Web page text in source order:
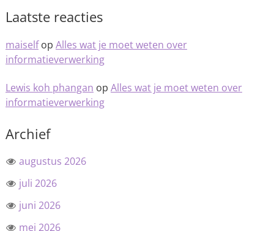
Laatste reacties
maiselfop Alles wat je moet weten over
informatieverwerking
Lewis koh phangan op Alles wat je moet weten over
informatieverwerking
Archief
augustus 2026
juli 2026
juni 2026
mei 2026